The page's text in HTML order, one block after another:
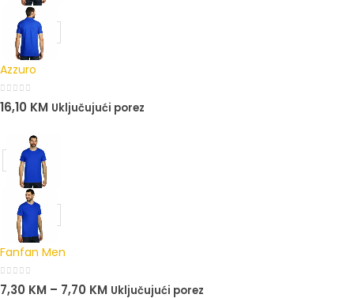
Azzuro
0out of 5
16,10 KM Uključujući porez
Fanfan Men
0out of 5
7,30 KM – 7,70 KM Uključujući porez